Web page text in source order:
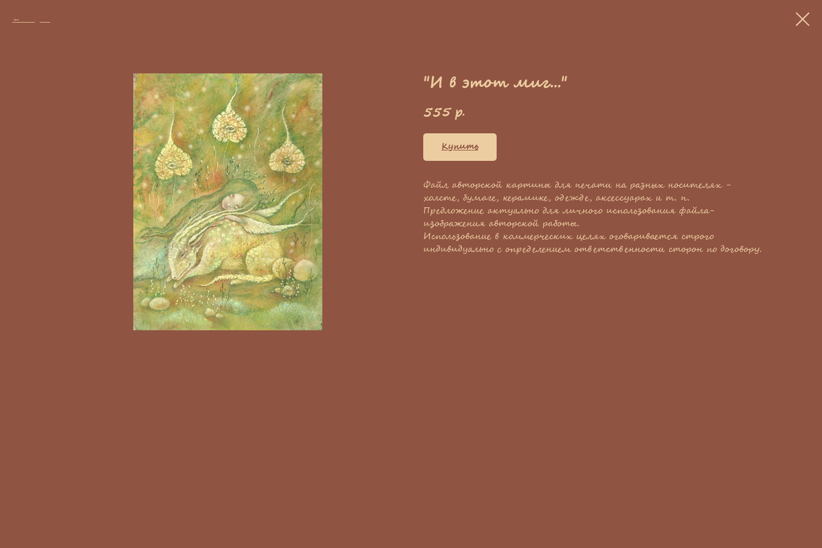
Назад
"И в этот миг..."
555 р.
Купить
Файл авторской картины для печати на разных носителях -
холсте, бумаге, керамике, одежде, аксессуарах и т. п.
Предложение актуально для личного использования файла-
изображения авторской работы.
Использование в коммерческих целях оговаривается строго
индивидуально с определением ответственности сторон по договору.